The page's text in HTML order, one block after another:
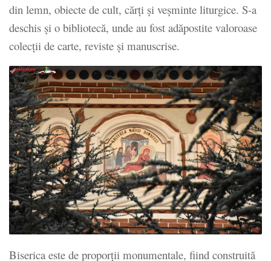
din lemn, obiecte de cult, cărți și veșminte liturgice. S-a
deschis și o bibliotecă, unde au fost adăpostite valoroase
colecții de carte, reviste și manuscrise.
Biserica este de proporții monumentale, fiind construită